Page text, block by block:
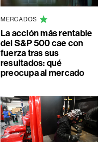
MERCADOS
La acción más rentable
del S&P 500 cae con
fuerza tras sus
resultados: qué
preocupa al mercado